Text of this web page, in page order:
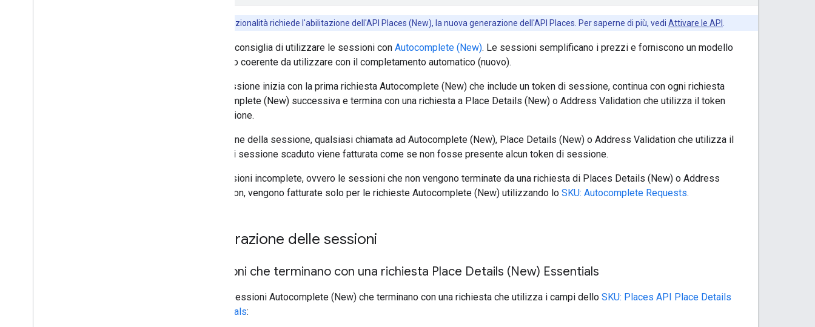
Questa funzionalità richiede l'abilitazione dell'API Places (New), la nuova generazione dell'API Places. Per saperne di più, vedi Attivare le API
Google consiglia di utilizzare le sessioni con Autocomplete (New). Le sessioni semplificano i prezzi e forniscono un modello
tariffario coerente da utilizzare con il completamento automatico (nuovo).
Una sessione inizia con la prima richiesta Autocomplete (New) che include un token di sessione, continua con ogni richiesta
Autocomplete (New) successiva e termina con una richiesta a Place Details (New) o Address Validation che utilizza il token
di sessione.
Al termine della sessione, qualsiasi chiamata ad Autocomplete (New), Place Details (New) o Address Validation che utilizza il
token di sessione scaduto viene fatturata come se non fosse presente alcun token di sessione.
Le sessioni incomplete, ovvero le sessioni che non vengono terminate da una richiesta di Places Details (New) o Address
Validation, vengono fatturate solo per le richieste Autocomplete (New) utilizzando lo SKU: Autocomplete Requests.
Fatturazione delle sessioni
Sessioni che terminano con una richiesta Place Details (New) Essentials
Per le sessioni Autocomplete (New) che terminano con una richiesta che utilizza i campi dello SKU: Places API Place Details
Essentials: